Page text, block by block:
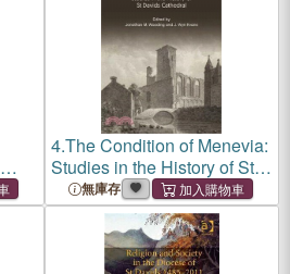
4.The Condition of Menevia:
Studies in the History of St
Davids Cathedral
無庫存